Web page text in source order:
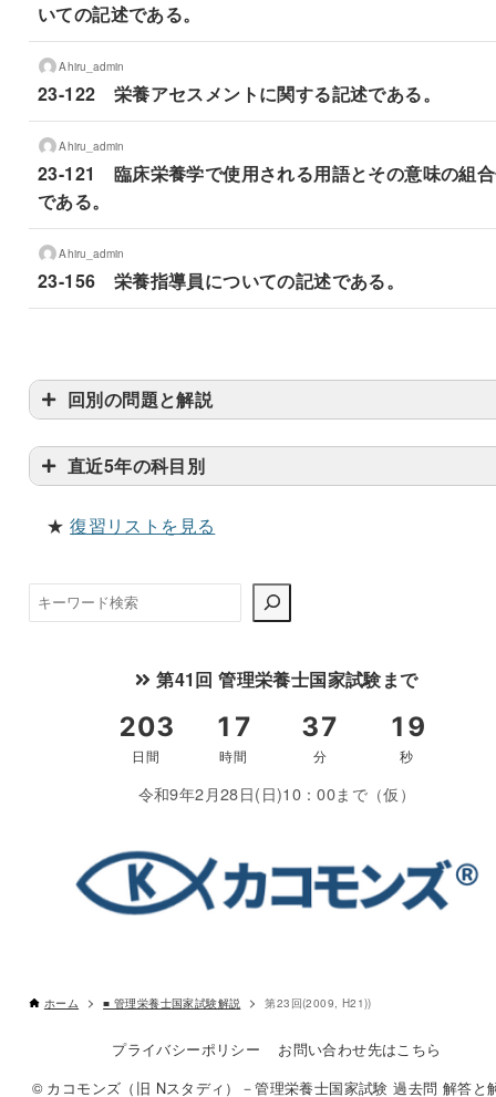
いての記述である。
Ahiru_admin
23-122 栄養アセスメントに関する記述である。
Ahiru_admin
23-121 臨床栄養学で使用される用語とその意味の組
である。
Ahiru_admin
23-156 栄養指導員についての記述である。
回別の問題と解説
直近5年の科目別
★復習リストを見る
検
索
第41回 管理栄養士国家試験まで
令和9年2月28日(日)10：00まで（仮）
ホーム ■ 管理栄養士国家試験解説 第23回(2009, H21))
プライバシーポリシー
お問い合わせ先はこちら
© カコモンズ（旧 Nスタディ）－管理栄養士国家試験 過去問 解答と